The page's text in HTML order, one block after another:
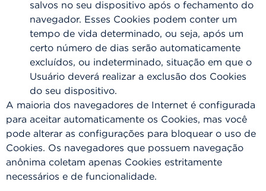
salvos no seu dispositivo após o fechamento do
navegador. Esses Cookies podem conter um
tempo de vida determinado, ou seja, após um
certo número de dias serão automaticamente
excluídos, ou indeterminado, situação em que o
Usuário deverá realizar a exclusão dos Cookies
do seu dispositivo.
A maioria dos navegadores de Internet é configurada
para aceitar automaticamente os Cookies, mas você
pode alterar as configurações para bloquear o uso de
Cookies. Os navegadores que possuem navegação
anônima coletam apenas Cookies estritamente
necessários e de funcionalidade.